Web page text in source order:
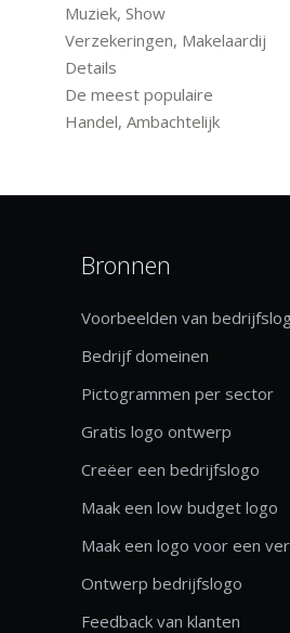
Muziek, Show
Verzekeringen, Makelaardij
Details
De meest populaire
Handel, Ambachtelijk
Bronnen
Voorbeelden van
Bedrijf domeinen
Pictogrammen per sector
Gratis logo ontwerp
Creëer een bedrijfslogo
Maak een low budget logo
Maak een logo voor een
Ontwerp bedrijfslogo
Feedback van klanten